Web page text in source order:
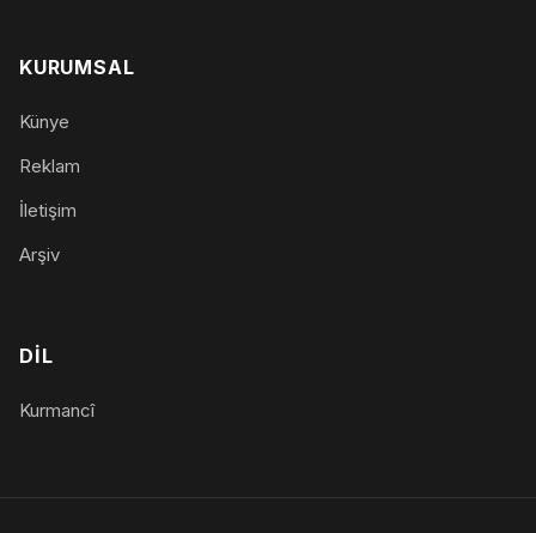
KURUMSAL
Künye
Reklam
İletişim
Arşiv
DIL
Kurmancî